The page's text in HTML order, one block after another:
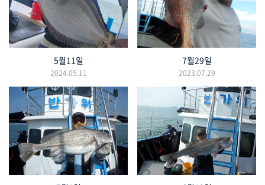
5월11일
2024.05.11
7월29일
2023.07.29